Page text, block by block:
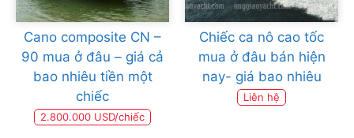
Cano composite CN –
90 mua ở đâu – giá cả
bao nhiêu tiền một
chiếc
2.800.000 USD/chiếc
Chiếc ca nô cao tốc
mua ở đâu bán hiện
nay- giá bao nhiêu
Liên hệ